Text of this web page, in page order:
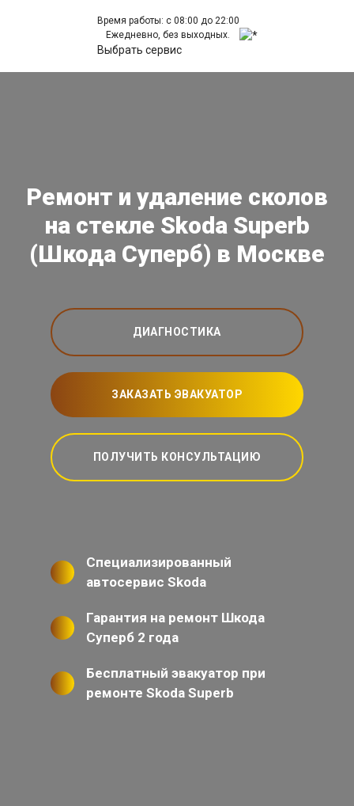
Время работы: с 08:00 до 22:00
Ежедневно, без выходных.
Выбрать сервис
Ремонт и удаление сколов
на стекле Skoda Superb
(Шкода Суперб) в Москве
ДИАГНОСТИКА
ЗАКАЗАТЬ ЭВАКУАТОР
ПОЛУЧИТЬ КОНСУЛЬТАЦИЮ
Специализированный
автосервис Skoda
Гарантия на ремонт Шкода
Суперб 2 года
Бесплатный эвакуатор при
ремонте Skoda Superb